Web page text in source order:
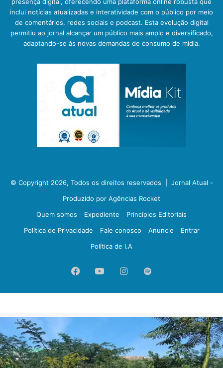
inclui notícias atualizadas e interatividade com o público por meio
de comentários, redes sociais e podcast. Esta evolução digital
permitiu ao jornal alcançar um público mais amplo e diversificado,
adaptando-se às novas demandas de consumo de mídia.
© Copyright 2026, Todos os direitos reservados | Jornal Atual -
Produzido por Agências Rocket
Quem somos
Expediente
Princípios Editoriais
Política de Privacidade
Fale conosco Anuncie
Entrar
Política de I.A
FacebookYouTubeInstagram
Spotify